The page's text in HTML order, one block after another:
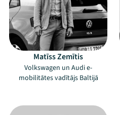
Matīss Zemītis
Volkswagen un Audi e-
mobilitātes vadītājs Baltijā